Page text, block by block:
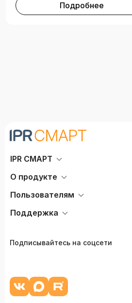
Подробнее
IPR СМАРТ
О продукте
Пользователям
Поддержка
Подписывайтесь на соцсети